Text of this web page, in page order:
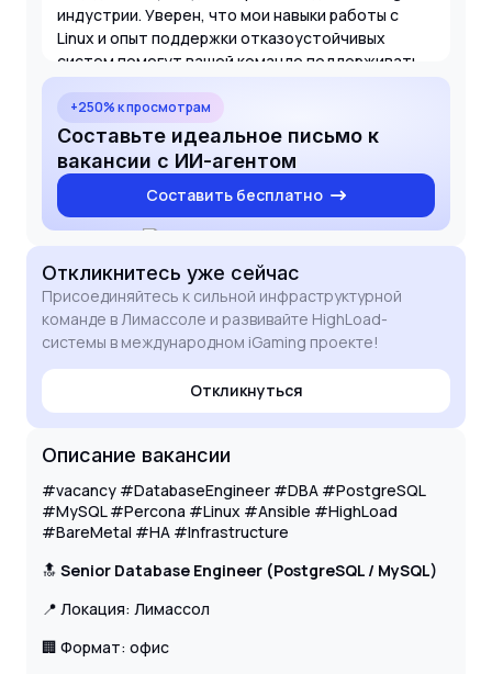
индустрии. Уверен, что мои навыки работы с
Linux и опыт поддержки отказоустойчивых
систем помогут вашей команде поддерживать
стабильность и масштабируемость продуктов.
Буду рад обсудить мой вклад в развитие вашей
инфраструктуры на интервью.
+250% к просмотрам
Составьте идеальное письмо к
вакансии с ИИ-агентом
Составить бесплатно
Откликнитесь уже сейчас
Присоединяйтесь к сильной инфраструктурной
команде в Лимассоле и развивайте HighLoad-
системы в международном iGaming проекте!
Откликнуться
Описание вакансии
#vacancy #DatabaseEngineer #DBA #PostgreSQL
#MySQL #Percona #Linux #Ansible #HighLoad
#BareMetal #HA #Infrastructure
🔝 Senior Database Engineer (PostgreSQL / MySQL)
📍 Локация: Лимассол
🏢 Формат: офис